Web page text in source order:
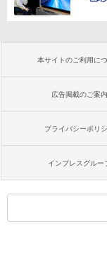
本サイトのご利用に
広告掲載のご案内
プライバシーポリ
インプレスグルー